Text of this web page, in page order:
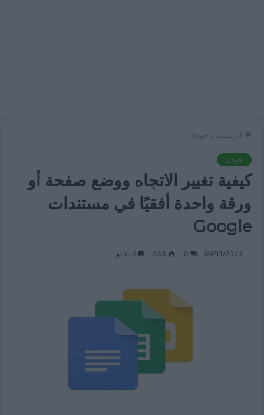
الرئيسية / جوجل
جوجل
كيفية تغيير الاتجاه ووضع صفحة أو
ورقة واحدة أفقيًا في مستندات
Google
09/11/2023
0
233